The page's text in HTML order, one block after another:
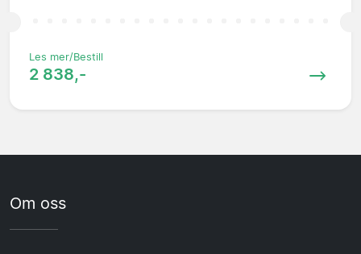
Les mer/Bestill
2 838,-
Om oss